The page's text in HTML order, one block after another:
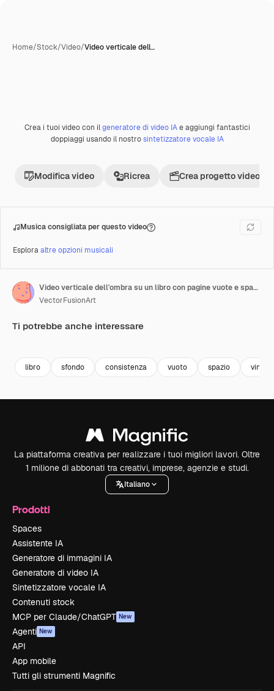
Home/Stock/Video/Video verticale dell…
PremiumCreata con IA
Crea i tuoi video con ilgeneratore di video IAe aggiungi fantastici
doppiaggi usando il nostrosintetizzatore vocale IA
Modifica video Ricrea Crea progetto video
Musica consigliata per questo video
Esploraaltre opzioni musicali
Video verticale dell'ombra su un libro con pagine vuote e spazio per il testo su sfondo giallo.
VectorFusionArt
Ti potrebbe anche interessare
libro sfondo consistenza vuoto spazio
La piattaforma creativa per realizzare i tuoi migliori lavori. Oltre
1 milione di abbonati tra creativi, imprese, agenzie e studi.
Italiano
Prodotti
Spaces
Assistente IA
Generatore di immagini IA
Generatore di video IA
Sintetizzatore vocale IA
Contenuti stock
MCP per Claude/ChatGPT New
Agenti New
API
App mobile
Tutti gli strumenti Magnific